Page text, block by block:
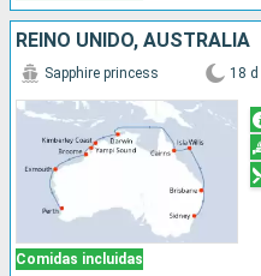
REINO UNIDO, AUSTRALIA
Comidas incluidas
Sapphire princess 18 d